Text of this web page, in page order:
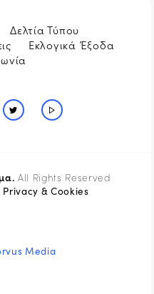
Δελτία Τύπου
Εκλογικά Έξοδα
All Rights Reserved
Privacy & Cookies
Media